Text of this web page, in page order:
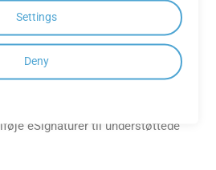
digitale signaturer på adskillige
eSignaturer til understøttede
Settings
Deny